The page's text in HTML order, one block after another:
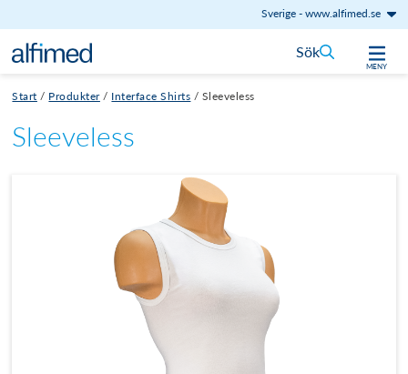
Sverige-www.alfimed.se
Hoppa till innehåll
MENY
Sök
Start / Produkter / Interface Shirts / Sleeveless
Sleeveless